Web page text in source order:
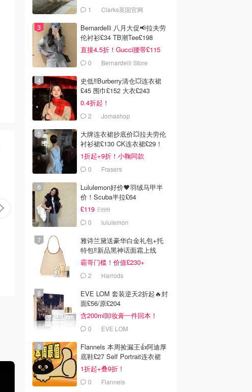
£36.34
OLIVE YOUNG
WELLAGE Real
Hyaluronic 一日套装 7
£42.00 £65.00
Rodial 龙血玻尿酸保湿
霜 SPF15
Rodial
服！1 Clarks英国官网
Bernardelli 八月大促📢拉夫劳
伦衬衫£34 TB潮Tee£198
直接4.5折！Gucci腰带£115
0 Bernardelli Store
史低‼️Burberry清仓💥连衣裙
£45 围巾£152 大衣£243
0.4折起！
2 Jomashop
大牌连衣裙抄底价💥拉夫劳伦
衬衫裙£130 CK连衣裙£29！
1折起+9折！小鞠同款
Ganni£88
0 Frasers
Lululemon好价🖤羽绒马甲半
价！Scuba半拉£64
£119 £228
0 lululemon
雅诗兰黛送豪华白金礼包+托
特包‼️新品黑神话面霜上线
霸哥门槛！价值£230+
2 Harrods
EVE LOM 套装逆天2折起🔥封
面£56/原£204
含200ml卸妆膏一件回本！
0 EVE LOM
Flannels 本周捡漏王👍阿迪厚
底鞋£27 Self Portrait连衣裙
£63
1折起+叠9折！
0 Flannels